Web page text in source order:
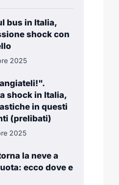
bus in Italia,
shock con
2025
shock in Italia,
in questi
(prelibati)
2025
la neve a
ecco dove e